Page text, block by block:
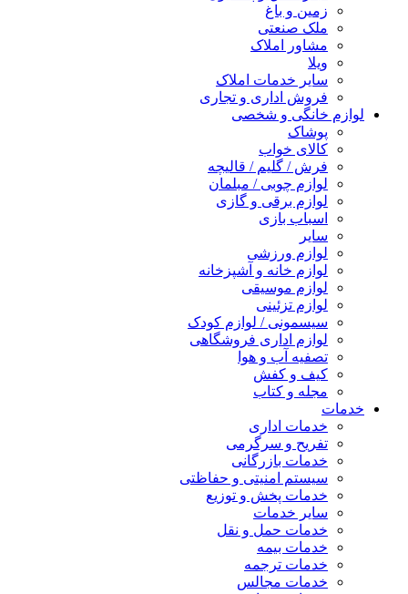
زمین و باغ
ملک صنعتی
مشاور املاک
ویلا
سایر خدمات املاک
فروش اداری و تجاری
لوازم خانگی و شخصی
پوشاک
کالای خواب
فرش / گلیم / قالیچه
لوازم چوبی / مبلمان
لوازم برقی و گازی
اسباب بازی
سایر
لوازم ورزشی
لوازم خانه و آشپزخانه
لوازم موسیقی
لوازم تزئینی
سیسمونی / لوازم کودک
لوازم اداری فروشگاهی
تصفیه آب و هوا
کیف و کفش
مجله و کتاب
خدمات
خدمات اداری
تفریح و سرگرمی
خدمات بازرگانی
سیستم امنیتی و حفاظتی
خدمات پخش و توزیع
سایر خدمات
خدمات حمل و نقل
خدمات بیمه
خدمات ترجمه
خدمات مجالس